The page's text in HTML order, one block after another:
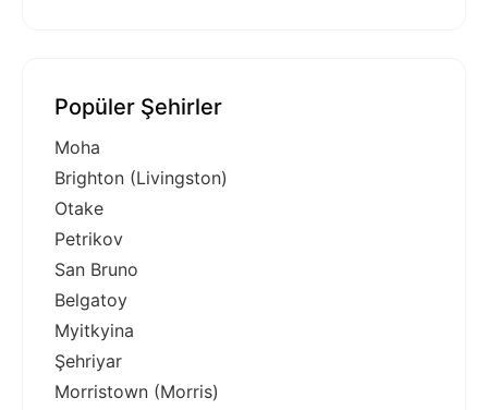
Popüler Şehirler
Moha
Brighton (Livingston)
Otake
Petrikov
San Bruno
Belgatoy
Myitkyina
Şehriyar
Morristown (Morris)